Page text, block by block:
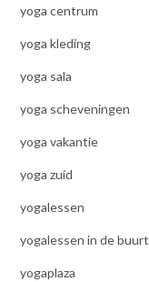
yoga centrum
yoga kleding
yoga sala
yoga scheveningen
yoga vakantie
yoga zuid
yogalessen
yogalessen in de buurt
yogaplaza